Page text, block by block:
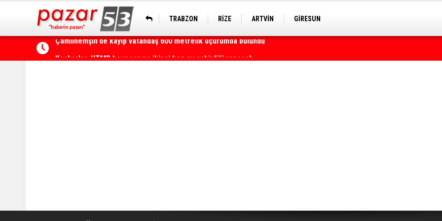
TRABZON RİZE ARTVİN GİRESUN
Kaçkarlar, UTMB heyecanına ikinci kez ev sahipliği yapacak